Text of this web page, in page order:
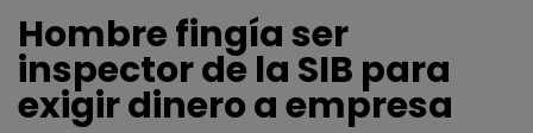
Hombre fingía ser
inspector de la SIB para
exigir dinero a empresa